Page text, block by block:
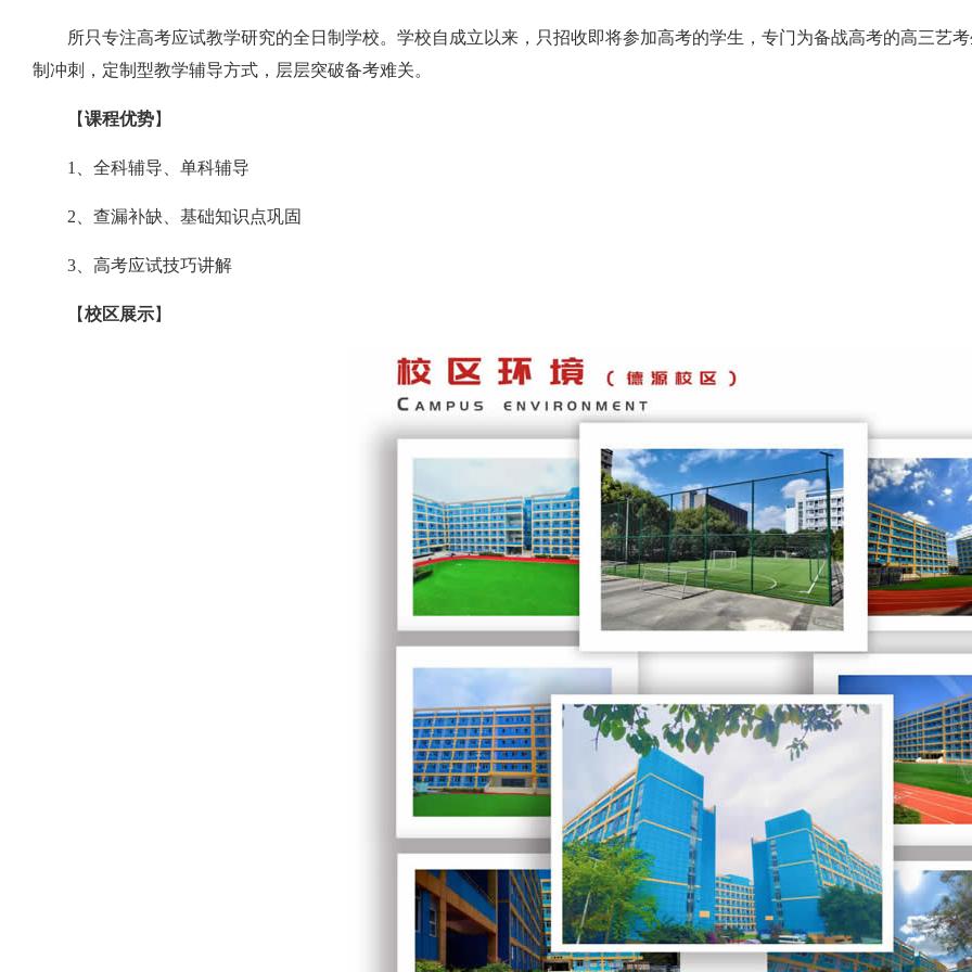
所只专注高考应试教学研究的全日制学校。学校自成立以来，只招收即将参加高考的学生，专门为备战高考的高三艺
制冲刺，定制型教学辅导方式，层层突破备考难关。
【课程优势】
1、全科辅导、单科辅导
2、查漏补缺、基础知识点巩固
3、高考应试技巧讲解
【校区展示】